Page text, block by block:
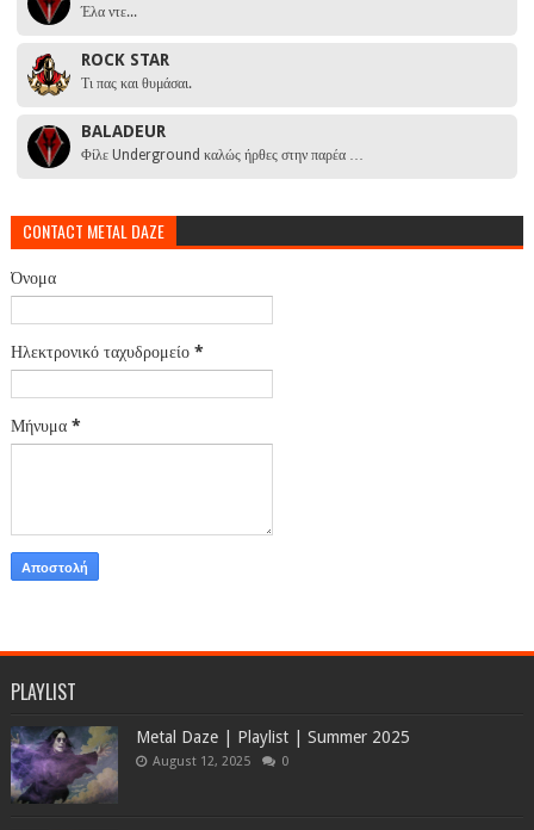
Έλα ντε...
ROCK STAR
Τι πας και θυμάσαι.
BALADEUR
Φίλε Underground καλώς ήρθες στην παρέα …
CONTACT METAL DAZE
Όνομα
Ηλεκτρονικό ταχυδρομείο *
Μήνυμα *
PLAYLIST
Metal Daze | Playlist | Summer 2025
August 12, 2025 0